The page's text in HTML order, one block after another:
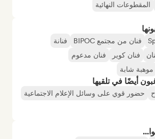
المقطوعات النهائية
فنان من مجتمع BIPOC
فنانة
فنان كوير
فنان مدعوم
موهبة شابة
أيضًا في تلقيها
حضور قوي على وسائل الإعلام الاجتماعية